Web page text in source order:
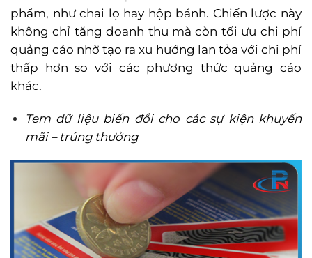
phẩm, như chai lọ hay hộp bánh. Chiến lược này
không chỉ tăng doanh thu mà còn tối ưu chi phí
quảng cáo nhờ tạo ra xu hướng lan tỏa với chi phí
thấp hơn so với các phương thức quảng cáo
khác.
Tem dữ liệu biến đổi cho các sự kiện khuyến
mãi – trúng thưởng